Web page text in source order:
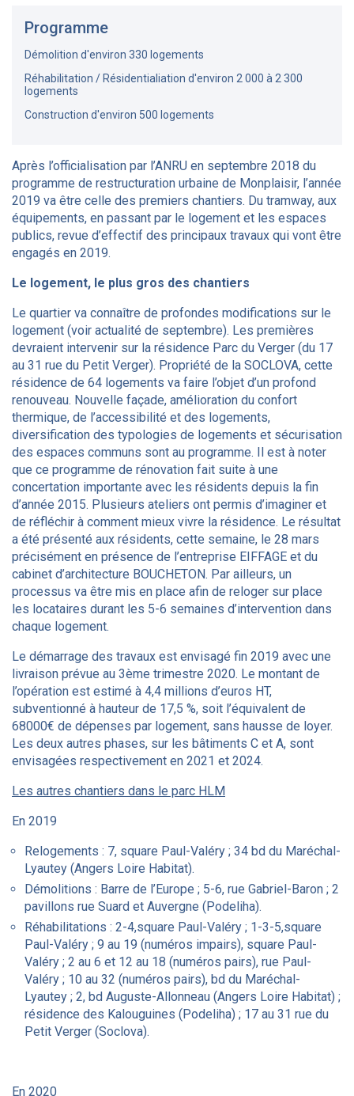
Programme
Démolition d'environ 330 logements
Réhabilitation / Résidentialiation d'environ 2 000 à 2 300
logements
Construction d'environ 500 logements
Après l’officialisation par l’ANRU en septembre 2018 du
programme de restructuration urbaine de Monplaisir, l’année
2019 va être celle des premiers chantiers. Du tramway, aux
équipements, en passant par le logement et les espaces
publics, revue d’effectif des principaux travaux qui vont être
engagés en 2019.
Le logement, le plus gros des chantiers
Le quartier va connaître de profondes modifications sur le
logement (voir actualité de septembre). Les premières
devraient intervenir sur la résidence Parc du Verger (du 17
au 31 rue du Petit Verger). Propriété de la SOCLOVA, cette
résidence de 64 logements va faire l’objet d’un profond
renouveau. Nouvelle façade, amélioration du confort
thermique, de l’accessibilité et des logements,
diversification des typologies de logements et sécurisation
des espaces communs sont au programme. Il est à noter
que ce programme de rénovation fait suite à une
concertation importante avec les résidents depuis la fin
d’année 2015. Plusieurs ateliers ont permis d’imaginer et
de réfléchir à comment mieux vivre la résidence. Le résultat
a été présenté aux résidents, cette semaine, le 28 mars
précisément en présence de l’entreprise EIFFAGE et du
cabinet d’architecture BOUCHETON. Par ailleurs, un
processus va être mis en place afin de reloger sur place
les locataires durant les 5-6 semaines d’intervention dans
chaque logement.
Le démarrage des travaux est envisagé fin 2019 avec une
livraison prévue au 3ème trimestre 2020. Le montant de
l’opération est estimé à 4,4 millions d’euros HT,
subventionné à hauteur de 17,5 %, soit l’équivalent de
68000€ de dépenses par logement, sans hausse de loyer.
Les deux autres phases, sur les bâtiments C et A, sont
envisagées respectivement en 2021 et 2024.
Les autres chantiers dans le parc HLM
En 2019
Relogements : 7, square Paul-Valéry ; 34 bd du Maréchal-
Lyautey (Angers Loire Habitat).
Démolitions : Barre de l’Europe ; 5-6, rue Gabriel-Baron ; 2
pavillons rue Suard et Auvergne (Podeliha).
Réhabilitations : 2-4,square Paul-Valéry ; 1-3-5,square
Paul-Valéry ; 9 au 19 (numéros impairs), square Paul-
Valéry ; 2 au 6 et 12 au 18 (numéros pairs), rue Paul-
Valéry ; 10 au 32 (numéros pairs), bd du Maréchal-
Lyautey ; 2, bd Auguste-Allonneau (Angers Loire Habitat) ;
résidence des Kalouguines (Podeliha) ; 17 au 31 rue du
Petit Verger (Soclova).
En 2020